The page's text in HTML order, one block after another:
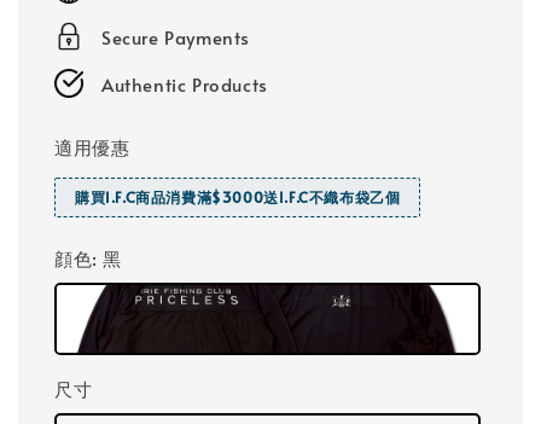
Secure Payments
Authentic Products
適用優惠
購買I.F.C商品消費滿$3000送I.F.C不織布袋乙個
顔色: 黑
尺寸